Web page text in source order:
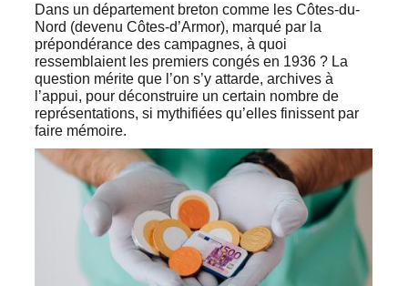
Dans un département breton comme les Côtes-du-
Nord (devenu Côtes-d’Armor), marqué par la
prépondérance des campagnes, à quoi
ressemblaient les premiers congés en 1936 ? La
question mérite que l’on s’y attarde, archives à
l’appui, pour déconstruire un certain nombre de
représentations, si mythifiées qu’elles finissent par
faire mémoire.
Image
vignette